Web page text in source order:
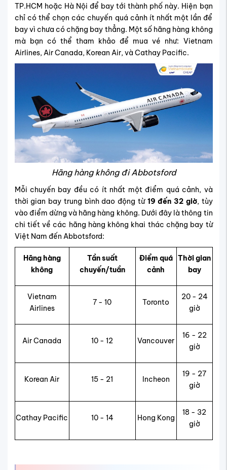
TP.HCM hoặc Hà Nội để bay tới thành phố này. Hiện bạn
chỉ có thể chọn các chuyến quá cảnh ít nhất một lần để
bay vì chưa có chặng bay thẳng. Một số hãng hàng không
mà bạn có thể tham khảo để mua vé như: Vietnam
Airlines, Air Canada, Korean Air, và Cathay Pacific.
Hãng hàng không đi Abbotsford
Mỗi chuyến bay đều có ít nhất một điểm quá cảnh, và
thời gian bay trung bình dao động từ 19 đến 32 giờ, tùy
vào điểm dừng và hãng hàng không. Dưới đây là thông tin
chi tiết về các hãng hàng không khai thác chặng bay từ
Việt Nam đến Abbotsford:
Hãng hàng
không
Tần suất
chuyến/tuần
Điểm quá
cảnh
Thời gian
bay
Vietnam
Airlines
7 - 10 Toronto
20 - 24
giờ
Air Canada 10 - 12 Vancouver
16 - 22
giờ
Korean Air 15 - 21 Incheon
19 - 27
giờ
Cathay Pacific 10 - 14 Hong Kong
18 - 32
giờ